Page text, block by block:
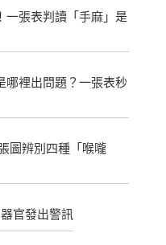
一張表判讀「手麻」是
哪裡出問題？一張表秒
圖辨別四種「喉嚨
官發出警訊